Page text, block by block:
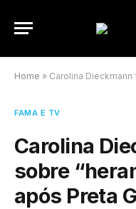
Home » Carolina Dieckmann
FAMA E TV
Carolina
sobre
após Preta